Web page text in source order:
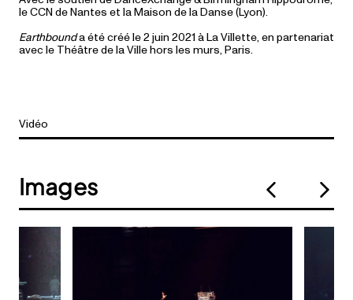
le CCN de Nantes et la Maison de la Danse (Lyon).
Earthbounda été créé le 2 juin 2021 à La Villette, en partenariat
avec le Théâtre de la Ville hors les murs, Paris.
Vidéo
Images